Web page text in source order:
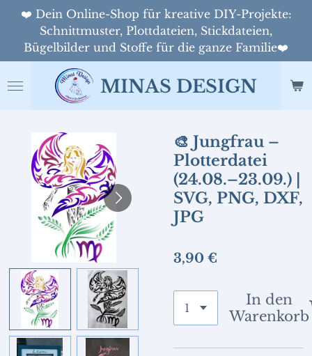
Zum
Hauptinhalt
springen
MINAS DESIGN
❤️ Dein Online-Shop für kreative DIY-Projekte:
Schnittmuster, Plottdateien, Stickdateien,
Bügelbilder und Stoffe für die ganze Familie❤️
🎨 Jungfrau –
Plotterdatei
(24.08.–23.09.) |
SVG, PNG, DXF,
JPG
3,90 €
In den
Warenkorb